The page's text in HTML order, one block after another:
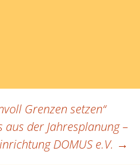
Grenzen setzen“
aus der Jahresplanung –
DOMUS e.V. →